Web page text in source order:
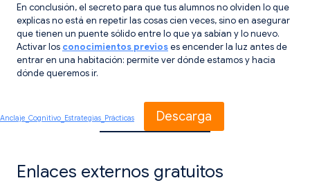
En conclusión, el secreto para que tus alumnos no olviden lo que
explicas no está en repetir las cosas cien veces, sino en asegurar
que tienen un puente sólido entre lo que ya sabían y lo nuevo.
Activar los conocimientos previoses encender la luz antes de
entrar en una habitación: permite ver dónde estamos y hacia
dónde queremos ir.
Anclaje_Cognitivo_Estrategias_Prácticas Descarga
Enlaces externos gratuitos